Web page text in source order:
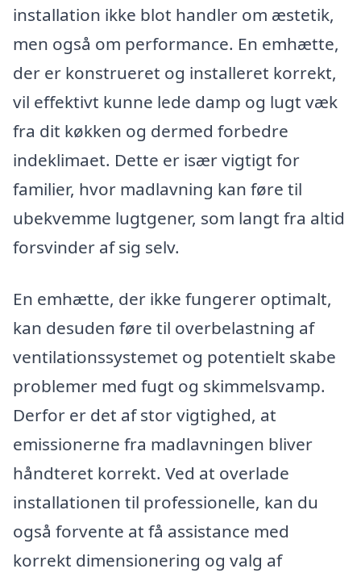
installation ikke blot handler om æstetik,
men også om performance. En emhætte,
der er konstrueret og installeret korrekt,
vil effektivt kunne lede damp og lugt væk
fra dit køkken og dermed forbedre
indeklimaet. Dette er især vigtigt for
familier, hvor madlavning kan føre til
ubekvemme lugtgener, som langt fra altid
forsvinder af sig selv.
En emhætte, der ikke fungerer optimalt,
kan desuden føre til overbelastning af
ventilationssystemet og potentielt skabe
problemer med fugt og skimmelsvamp.
Derfor er det af stor vigtighed, at
emissionerne fra madlavningen bliver
håndteret korrekt. Ved at overlade
installationen til professionelle, kan du
også forvente at få assistance med
korrekt dimensionering og valg af